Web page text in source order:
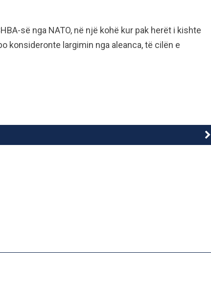
së nga NATO, në një kohë kur pak herët i kishte
konsideronte largimin nga aleanca, të cilën e